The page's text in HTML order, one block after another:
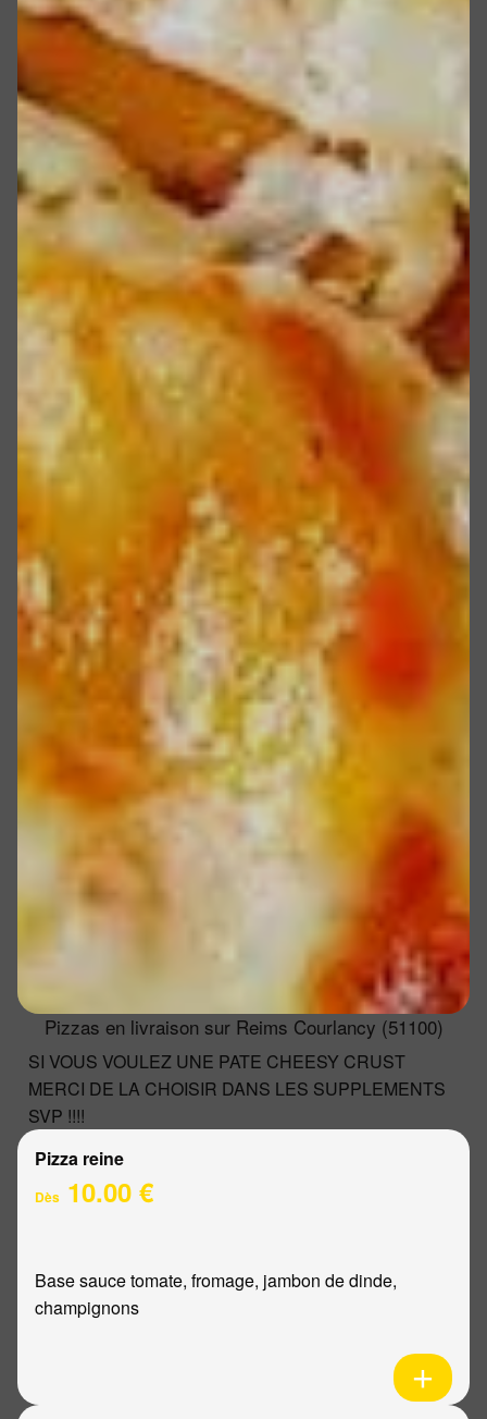
Pizzas en livraison sur Reims Courlancy (51100)
SI VOUS VOULEZ UNE PATE CHEESY CRUST
MERCI DE LA CHOISIR DANS LES SUPPLEMENTS
SVP !!!!
Pizza reine
Dès 10.00 €
Base sauce tomate, fromage, jambon de dinde,
champignons